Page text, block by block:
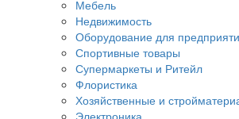
Мебель
Недвижимость
Оборудование для
Спортивные товары
Супермаркеты и Ритейл
Флористика
Хозяйственные и
Электроника